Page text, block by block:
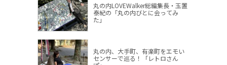
丸の内LOVEWalker総編集長・玉置
泰紀の「丸の内びとに会ってみ
た」
丸の内、大手町、有楽町をエモい
センサーで巡る！「レトロさん